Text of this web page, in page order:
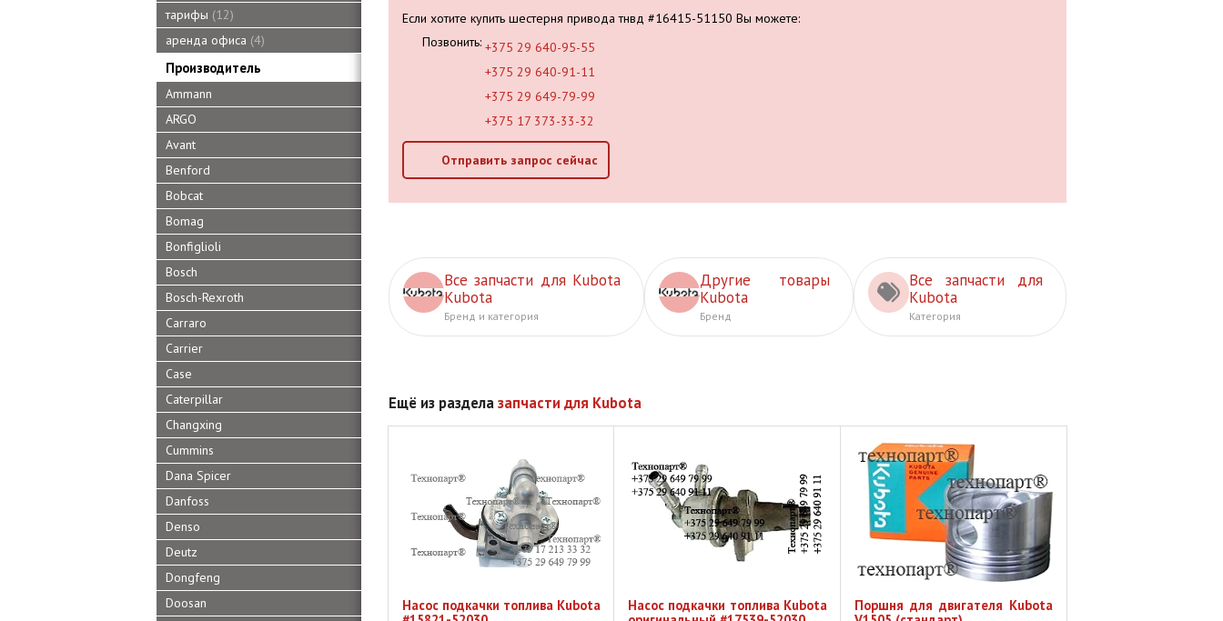
тарифы
12
аренда офиса 4
Производитель
Ammann
ARGO
Avant
Benford
Bobcat
Bomag
Bonfiglioli
Bosch
Bosch-Rexroth
Carraro
Carrier
Case
Caterpillar
Changxing
Cummins
Dana Spicer
Danfoss
Denso
Deutz
Dongfeng
Doosan
Если хотите купить шестерня привода тнвд #16415-51150 Вы можете:
Позвонить: +375 29 640-95-55
+375 29 640-91-11
+375 29 649-79-99
+375 17 373-33-32
Отправить запрос сейчас
Все запчасти для Kubota
Kubota
Бренд и категория
Другие товары
Kubota
Бренд
Все запчасти для
Kubota
Категория
Ещё из разделазапчасти для Kubota
Насос подкачки топлива Kubota
Насос подкачки топлива Kubota
Поршня для двигателя Kubota